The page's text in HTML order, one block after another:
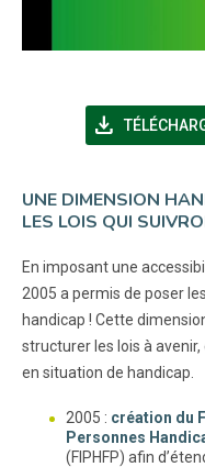
file_download
UNE DIMENSION
LES LOIS QUI
En imposant une
2005 a permis de poser
handicap ! Cette
structurer les lois à
en situation de handicap.
2005 : création du
Personnes
(FIPHFP) afin